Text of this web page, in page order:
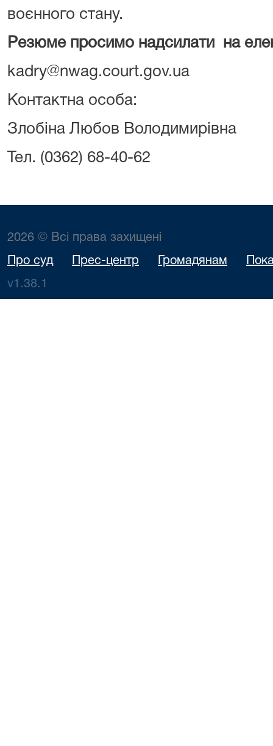
воєнного стану.
Резюме просимо надсилати
на
kadry@nwag.court.gov.ua
Контактна особа:
Злобіна Любов Володимирівна
Тел. (0362) 68-40-62
2026 © Всі права захищені
Про суд Прес-центр Громадянам
v1.38.1